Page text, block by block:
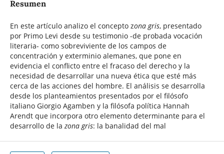
Resumen
En este artículo analizo el concepto zona gris, presentado
por Primo Levi desde su testimonio -de probada vocación
literaria- como sobreviviente de los campos de
concentración y exterminio alemanes, que pone en
evidencia el conflicto entre el fracaso del derecho y la
necesidad de desarrollar una nueva ética que esté más
cerca de las acciones del hombre. El análisis se desarrolla
desde los planteamientos presentados por el filósofo
italiano Giorgio Agamben y la filósofa política Hannah
Arendt que incorpora otro elemento determinante para el
desarrollo de la zona gris: la banalidad del mal